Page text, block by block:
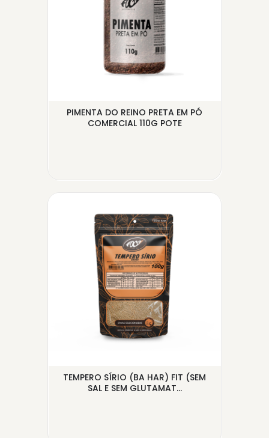
PIMENTA DO REINO PRETA EM PÓ
COMERCIAL 110G POTE
TEMPERO SÍRIO (BA HAR) FIT (SEM
SAL E SEM GLUTAMAT...